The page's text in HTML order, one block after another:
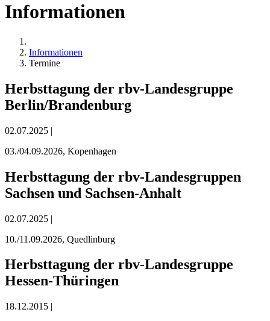
Informationen
Informationen
Termine
Herbsttagung der rbv-Landesgruppe
Berlin/Brandenburg
02.07.2025 |
03./04.09.2026, Kopenhagen
Herbsttagung der rbv-Landesgruppen
Sachsen und Sachsen-Anhalt
02.07.2025 |
10./11.09.2026, Quedlinburg
Herbsttagung der rbv-Landesgruppe
Hessen-Thüringen
18.12.2015 |